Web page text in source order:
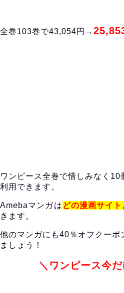
全巻103巻で43,054円→
ワンピース全巻で惜しみなく
利用できます。
Amebaマンガは どの漫画サイ
きます。
他のマンガにも40％オフクーポ
ましょう！
＼ワンピース今